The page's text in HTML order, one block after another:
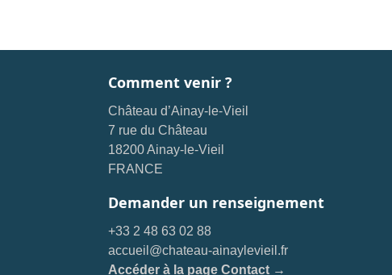
Comment venir ?
Château d’Ainay-le-Vieil
7 rue du Château
18200 Ainay-le-Vieil
FRANCE
Demander un renseignement
+33 2 48 63 02 88
accueil@chateau-ainaylevieil.fr
Accéder à la page Contact →